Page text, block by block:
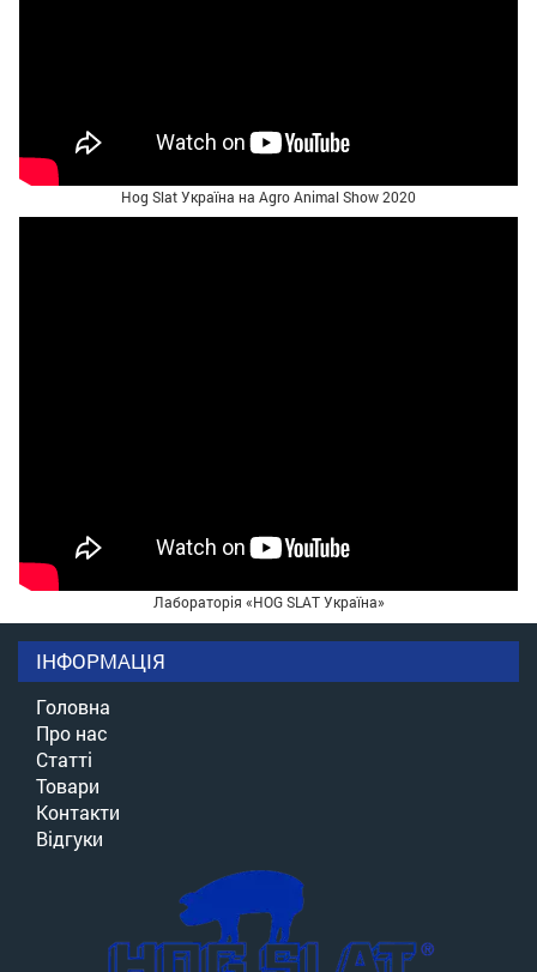
Hog Slat Україна на Agro Animal Show 2020
Лабораторія «HOG SLAT Україна»
ІНФОРМАЦІЯ
Головна
Про нас
Статті
Товари
Контакти
Відгуки